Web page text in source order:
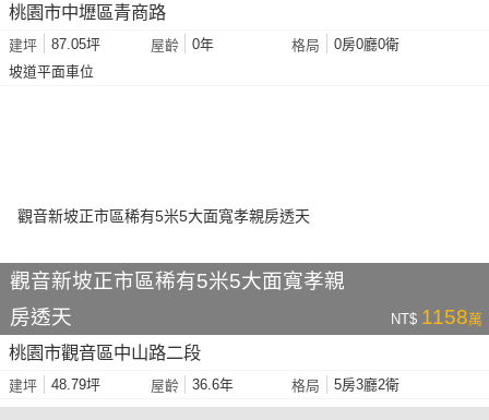
桃園市中壢區青商路
建坪 87.05坪 屋齡 0年 格局
0房0廳0衛
坡道平面車位
觀音新坡正市區稀有5米5大面寬孝親
房透天
NT$ 1158萬
桃園市觀音區中山路二段
建坪 48.79坪 屋齡 36.6年 格局 5房3廳2衛